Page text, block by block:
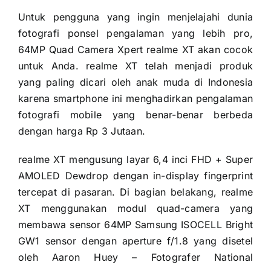
Untuk pengguna yang ingin menjelajahi dunia
fotografi ponsel pengalaman yang lebih pro,
64MP Quad Camera Xpert realme XT akan cocok
untuk Anda. realme XT telah menjadi produk
yang paling dicari oleh anak muda di Indonesia
karena smartphone ini menghadirkan pengalaman
fotografi mobile yang benar-benar berbeda
dengan harga Rp 3 Jutaan.
realme XT mengusung layar 6,4 inci FHD + Super
AMOLED Dewdrop dengan in-display fingerprint
tercepat di pasaran. Di bagian belakang, realme
XT menggunakan modul quad-camera yang
membawa sensor 64MP Samsung ISOCELL Bright
GW1 sensor dengan aperture f/1.8 yang disetel
oleh Aaron Huey – Fotografer National